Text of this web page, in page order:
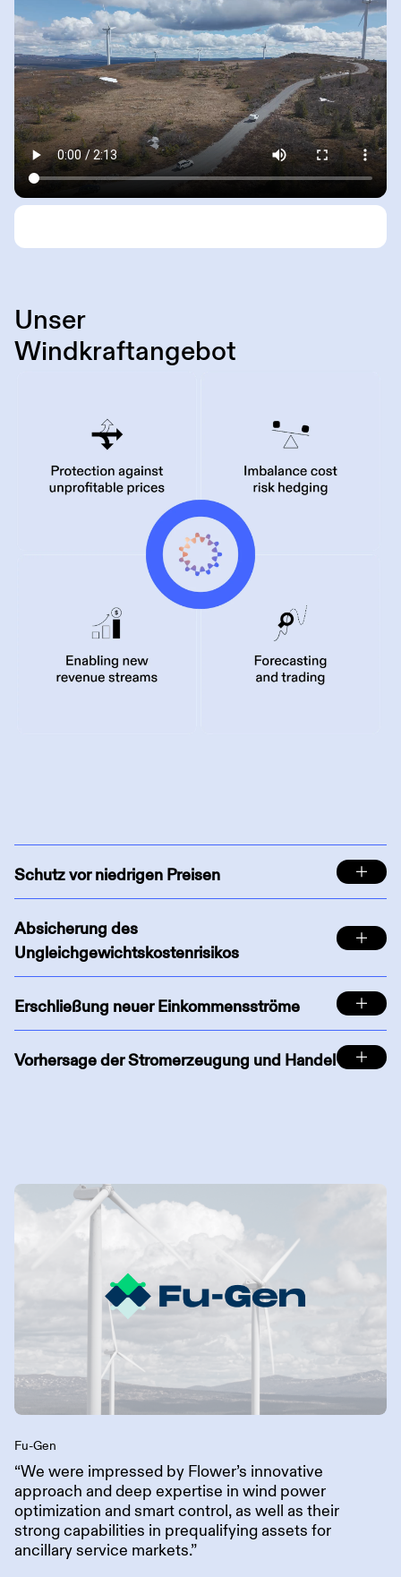
Unser
Windkraftangebot
Schutz vor niedrigen Preisen
Absicherung des
Ungleichgewichtskostenrisikos
Erschließung neuer Einkommensströme
Vorhersage der Stromerzeugung und Handel
Fu-Gen
“We were impressed by Flower’s innovative
approach and deep expertise in wind power
optimization and smart control, as well as their
strong capabilities in prequalifying assets for
ancillary service markets.”